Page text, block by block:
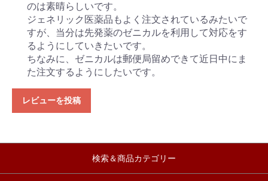
のは素晴らしいです。
ジェネリック医薬品もよく注文されているみたいで
すが、当分は先発薬のゼニカルを利用して対応をす
るようにしていきたいです。
ちなみに、ゼニカルは郵便局留めできて近日中にま
た注文するようにしたいです。
レビューを投稿
検索＆商品カテゴリー